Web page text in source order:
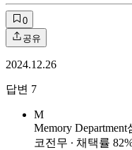
0
공유
2024.12.26
답변 7
M
Memory Department
코전무 ∙ 채택률 82